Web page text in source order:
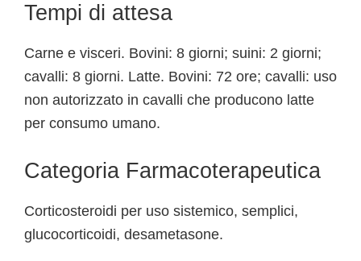
Tempi di attesa
Carne e visceri. Bovini: 8 giorni; suini: 2 giorni;
cavalli: 8 giorni. Latte. Bovini: 72 ore; cavalli: uso
non autorizzato in cavalli che producono latte
per consumo umano.
Categoria Farmacoterapeutica
Corticosteroidi per uso sistemico, semplici,
glucocorticoidi, desametasone.